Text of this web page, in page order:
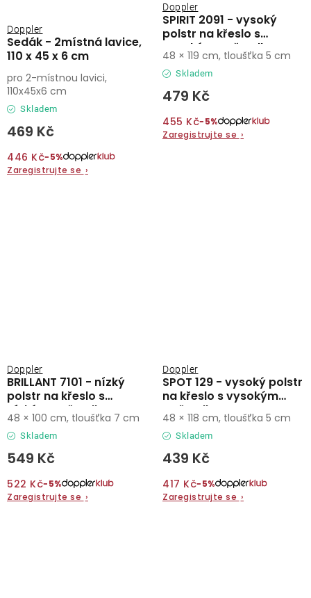
Sedák - 2místná lavice,
110 x 45 x 6 cm
Doppler
Skladem
469 Kč
446 Kč−5%
Zaregistrujte se ›
pro 2-místnou lavici,
110x45x6 cm
SPIRIT 2091 - vysoký
polstr na křeslo s
vysokým opěradlem
Doppler
Skladem
479 Kč
455 Kč−5%
Zaregistrujte se ›
48 × 119 cm, tloušťka 5 cm
BRILLANT 7101 - nízký
polstr na křeslo s
nízkým opěradlem
Doppler
Skladem
549 Kč
522 Kč−5%
Zaregistrujte se ›
48 × 100 cm, tloušťka 7 cm
SPOT 129 - vysoký polstr
na křeslo s vysokým
opěradlem
Doppler
Skladem
439 Kč
417 Kč−5%
Zaregistrujte se ›
48 × 118 cm, tloušťka 5 cm